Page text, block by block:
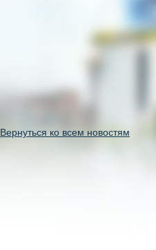
Вернуться ко всем новостям